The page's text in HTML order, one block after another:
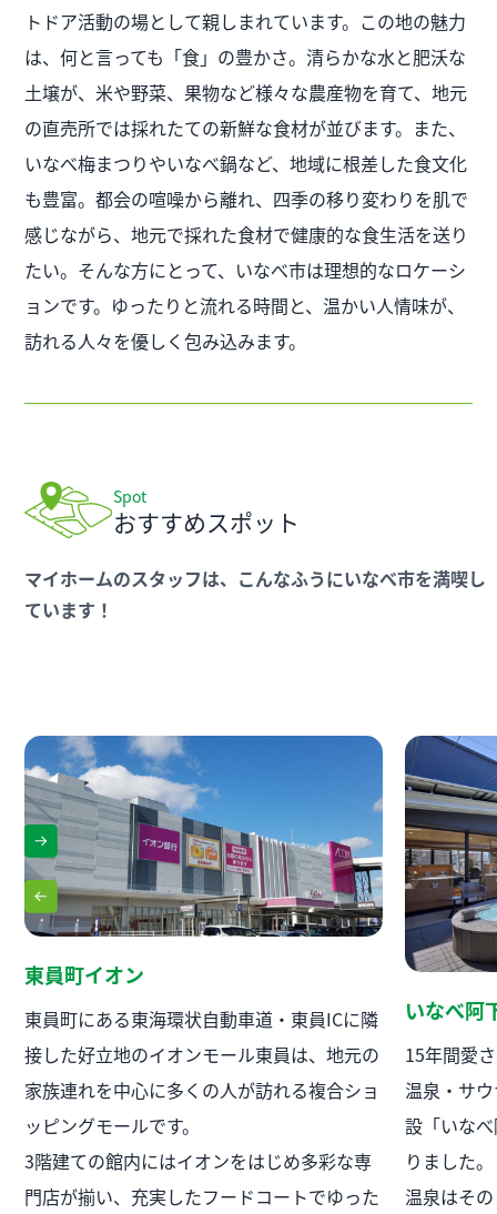
トドア活動の場として親しまれています。この地の魅力
は、何と言っても「食」の豊かさ。清らかな水と肥沃な
土壌が、米や野菜、果物など様々な農産物を育て、地元
の直売所では採れたての新鮮な食材が並びます。また、
いなべ梅まつりやいなべ鍋など、地域に根差した食文化
も豊富。都会の喧噪から離れ、四季の移り変わりを肌で
感じながら、地元で採れた食材で健康的な食生活を送り
たい。そんな方にとって、いなべ市は理想的なロケーシ
ョンです。ゆったりと流れる時間と、温かい人情味が、
訪れる人々を優しく包み込みます。
おすすめスポット
Spot
マイホームのスタッフは、こんなふうにいなべ市を満喫し
ています！
東員町イオン
東員町にある東海環状自動車道・東員ICに隣
接した好立地のイオンモール東員は、地元の
家族連れを中心に多くの人が訪れる複合ショ
ッピングモールです。
3階建ての館内にはイオンをはじめ多彩な専
門店が揃い、充実したフードコートでゆった
いなべ阿
15年間愛
温泉・サ
設「いな
りました。
温泉はそ